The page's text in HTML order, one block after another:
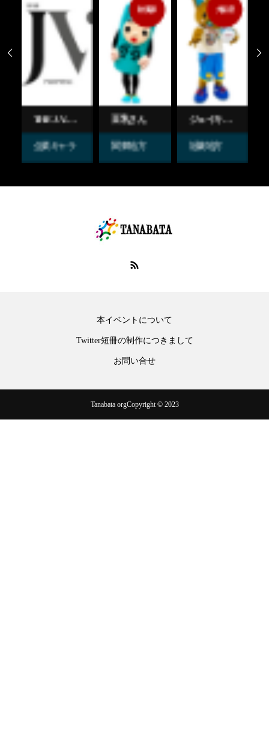
秋葉原
豆乳さん
関東地方
大阪府
ジェイキー と ずぼらちゃん
近畿地方
埼玉県
にゃーちゃ、
関東地方
 
本イベントについて
Twitter短冊の制作につきまして
お問い合せ
Tanabata orgCopyright © 2023